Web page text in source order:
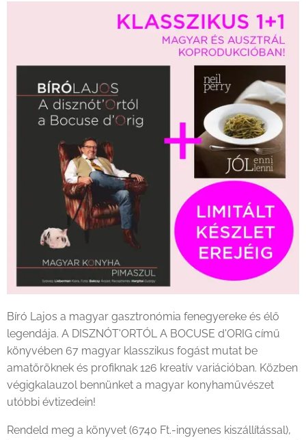
Bíró Lajos a magyar gasztronómia fenegyereke és élő
legendája. A DISZNÓT'ORTÓL A BOCUSE d'ORIG című
könyvében 67 magyar klasszikus fogást mutat be
amatőröknek és profiknak 126 kreatív variációban. Közben
végigkalauzol bennünket a magyar konyhaművészet
utóbbi évtizedein!
Rendeld meg a könyvet (6740 Ft.-ingyenes kiszállítással),